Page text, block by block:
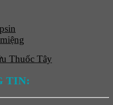
Thuốc Tây
TIN: